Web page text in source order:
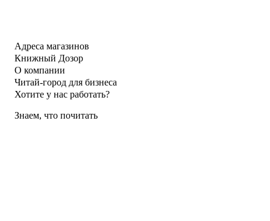
Адреса магазинов
Книжный Дозор
О компании
Читай-город для бизнеса
Хотите у нас работать?
Знаем, что почитать